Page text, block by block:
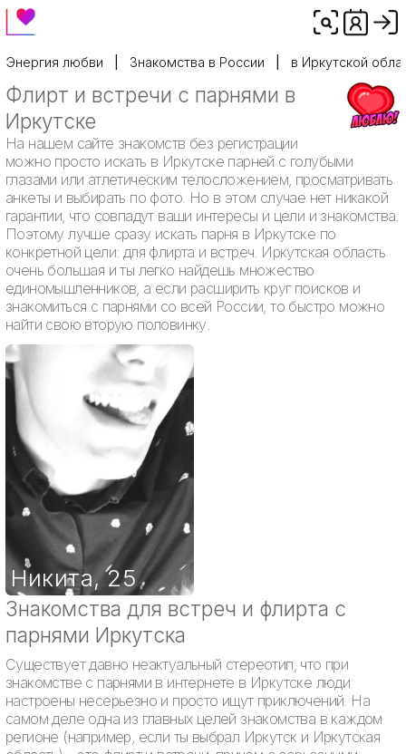
Энергия любви Знакомства в России в Иркутской
Флирт и встречи с парнями в
Иркутске
На нашем сайте знакомств без регистрации
можно просто искать в Иркутске парней с голубыми
глазами или атлетическим телосложением, просматривать
анкеты и выбирать по фото. Но в этом случае нет никакой
гарантии, что совпадут ваши интересы и цели и знакомства.
Поэтому лучше сразу искать парня в Иркутске по
конкретной цели: для флирта и встреч. Иркутская область
очень большая и ты легко найдешь множество
единомышленников, а если расширить круг поисков и
знакомиться с парнями со всей России, то быстро можно
найти свою вторую половинку.
Никита,25
Знакомства для встреч и флирта с
парнями Иркутска
Существует давно неактуальный стереотип, что при
знакомстве с парнями в интернете в Иркутске люди
настроены несерьезно и просто ищут приключений. На
самом деле одна из главных целей знакомства в каждом
регионе (например, если ты выбрал Иркутск и Иркутская